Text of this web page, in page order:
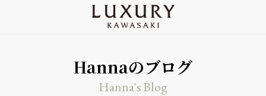
Hannaのブログ
Hanna's Blog